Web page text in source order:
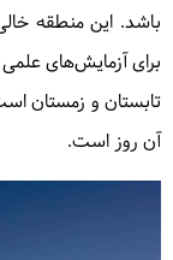
باشد. این منطقه
برای آزمایش‌های
تابستان و زمستان
آن روز است.